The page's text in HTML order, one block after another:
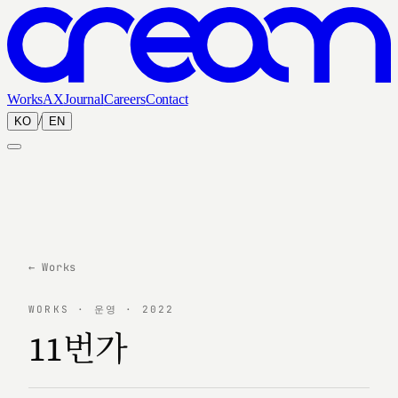
WorksAXJournalCareersContact
KO / EN
← Works
WORKS · 운영 · 2022
11번가